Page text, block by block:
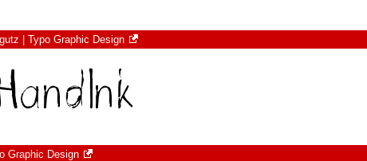
| Typo Graphic Design
Graphic Design